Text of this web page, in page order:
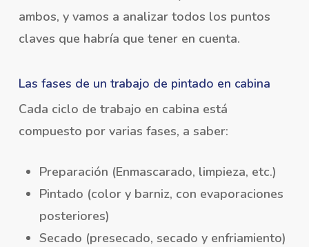
ambos, y vamos a analizar todos los puntos
claves que habría que tener en cuenta.
Las fases de un trabajo de pintado en cabina
Cada ciclo de trabajo en cabina está
compuesto por varias fases, a saber:
Preparación (Enmascarado, limpieza, etc.)
Pintado (color y barniz, con evaporaciones
posteriores)
Secado (presecado, secado y enfriamiento)